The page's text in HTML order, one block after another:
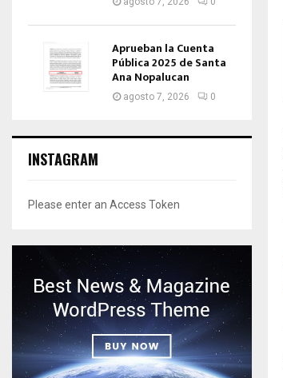
Aprueban la Cuenta
Pública 2025 de Santa
Ana Nopalucan
agosto 7, 2026 0
INSTAGRAM
Please enter an Access Token